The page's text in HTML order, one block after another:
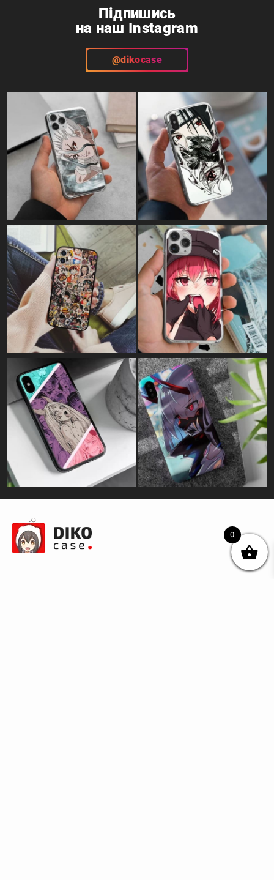
Підпишись
на наш Instagram
@dikocase
0